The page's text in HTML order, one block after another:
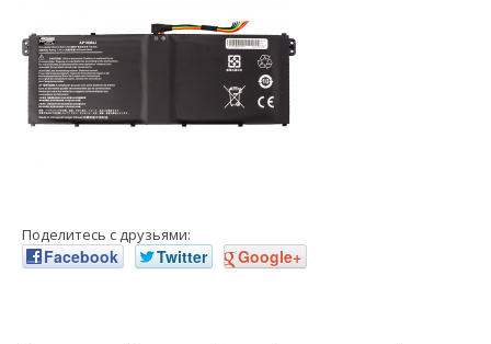
Поделитесь с друзьями:
Facebook Twitter Google+